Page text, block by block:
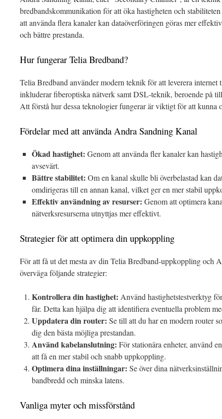
bredbandskommunikation för att öka hastigheten och
att använda flera kanaler kan dataöverföringen göras mer
och bättre prestanda.
Hur fungerar Telia Bredband?
Telia Bredband använder modern teknik för att leverera
inkluderar fiberoptiska nätverk samt DSL-teknik, beroende på
Att förstå hur dessa teknologier fungerar är viktigt för att kunna
Fördelar med att använda Andra Sandning Kanal
Ökad hastighet: Genom att använda fler kanaler kan
avsevärt.
Bättre stabilitet: Om en kanal skulle bli överbelastad kan
omdirigeras till en annan kanal, vilket ger en mer stabil
Effektiv användning av resurser: Genom att optimera
nätverksresurserna utnyttjas mer effektivt.
Strategier för att optimera din uppkoppling
För att få ut det mesta av din Telia Bredband-uppkoppling och
överväga följande strategier:
Kontrollera din hastighet: Använd hastighetstestverktyg
får. Detta kan hjälpa dig att identifiera eventuella problem
Uppdatera din router: Se till att du har en modern router
dig den bästa möjliga prestandan.
Använd kabelanslutning: För stationära enheter, använd
att få en mer stabil och snabb uppkoppling.
Optimera dina inställningar: Se över dina
bandbredd och minska latens.
Vanliga myter och missförstånd